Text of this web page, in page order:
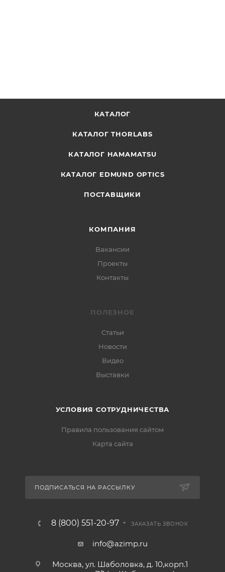
КАТАЛОГ
КАТАЛОГ THORLABS
КАТАЛОГ HAMAMATSU
КАТАЛОГ EDMUND OPTICS
ПОСТАВЩИКИ
КОМПАНИЯ
Вакансии
Проекты
Контакты
ПОЛЕЗНОЕ
Статьи
Новости
Видео
Выставки
УСЛОВИЯ СОТРУДНИЧЕСТВА
Правила пользования сайтом
Карта сайта
ПОДПИСАТЬСЯ НА РАССЫЛКУ
8 (800) 551-20-97 ЗАКАЗАТЬ ЗВОНОК
info@azimp.ru
Москва, ул. Шаболовка, д. 10,корп.1